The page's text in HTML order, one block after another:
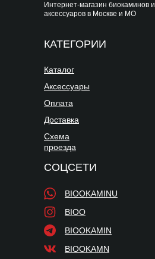
КАТЕГОРИИ
Аксессуары
Каталог
Оплата
Доставка
Схема
проезда
СОЦСЕТИ
BIOO
BIOOKAMINU
Интернет-магазин биокаминов и
аксессуаров в Москве и МО
BIOOKAMIN
BIOOKAMN